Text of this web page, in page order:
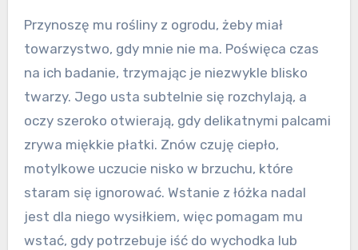
Przynoszę mu rośliny z ogrodu, żeby miał
towarzystwo, gdy mnie nie ma. Poświęca czas
na ich badanie, trzymając je niezwykle blisko
twarzy. Jego usta subtelnie się rozchylają, a
oczy szeroko otwierają, gdy delikatnymi palcami
zrywa miękkie płatki. Znów czuję ciepło,
motylkowe uczucie nisko w brzuchu, które
staram się ignorować. Wstanie z łóżka nadal
jest dla niego wysiłkiem, więc pomagam mu
wstać, gdy potrzebuje iść do wychodka lub